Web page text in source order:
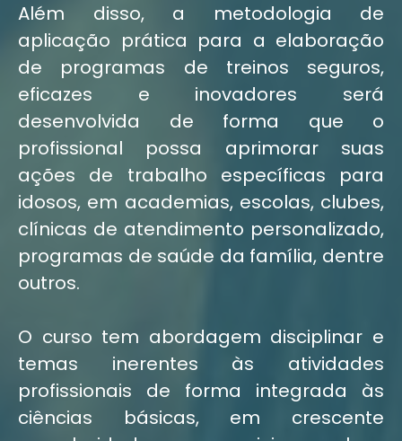
Além disso, a metodologia de
aplicação prática para a elaboração
de programas de treinos seguros,
eficazes e inovadores será
desenvolvida de forma que o
profissional possa aprimorar suas
ações de trabalho específicas para
idosos, em academias, escolas, clubes,
clínicas de atendimento personalizado,
programas de saúde da família, dentre
outros.
O curso tem abordagem disciplinar e
temas inerentes às atividades
profissionais de forma integrada às
ciências básicas, em crescente